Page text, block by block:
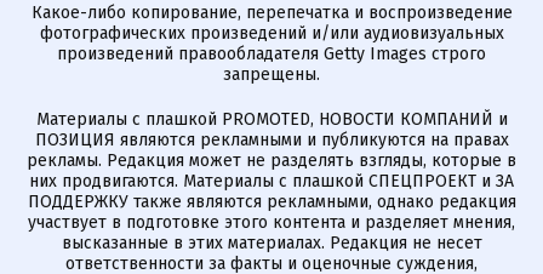
Какое-либо копирование, перепечатка и воспроизведение
фотографических произведений и/или аудиовизуальных
произведений правообладателя Getty Images строго
запрещены.
Материалы с плашкой PROMOTED, НОВОСТИ КОМПАНИЙ и
ПОЗИЦИЯ являются рекламными и публикуются на правах
рекламы. Редакция может не разделять взгляды, которые в
них продвигаются. Материалы с плашкой СПЕЦПРОЕКТ и ЗА
ПОДДЕРЖКУ также являются рекламными, однако редакция
участвует в подготовке этого контента и разделяет мнения,
высказанные в этих материалах. Редакция не несет
ответственности за факты и оценочные суждения,